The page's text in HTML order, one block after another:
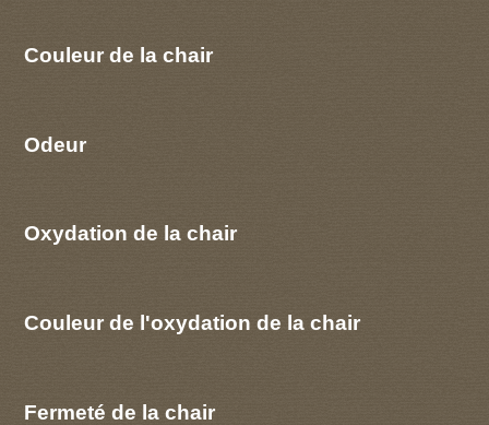
Couleur de la chair
Odeur
Oxydation de la chair
Couleur de l'oxydation de la chair
Fermeté de la chair